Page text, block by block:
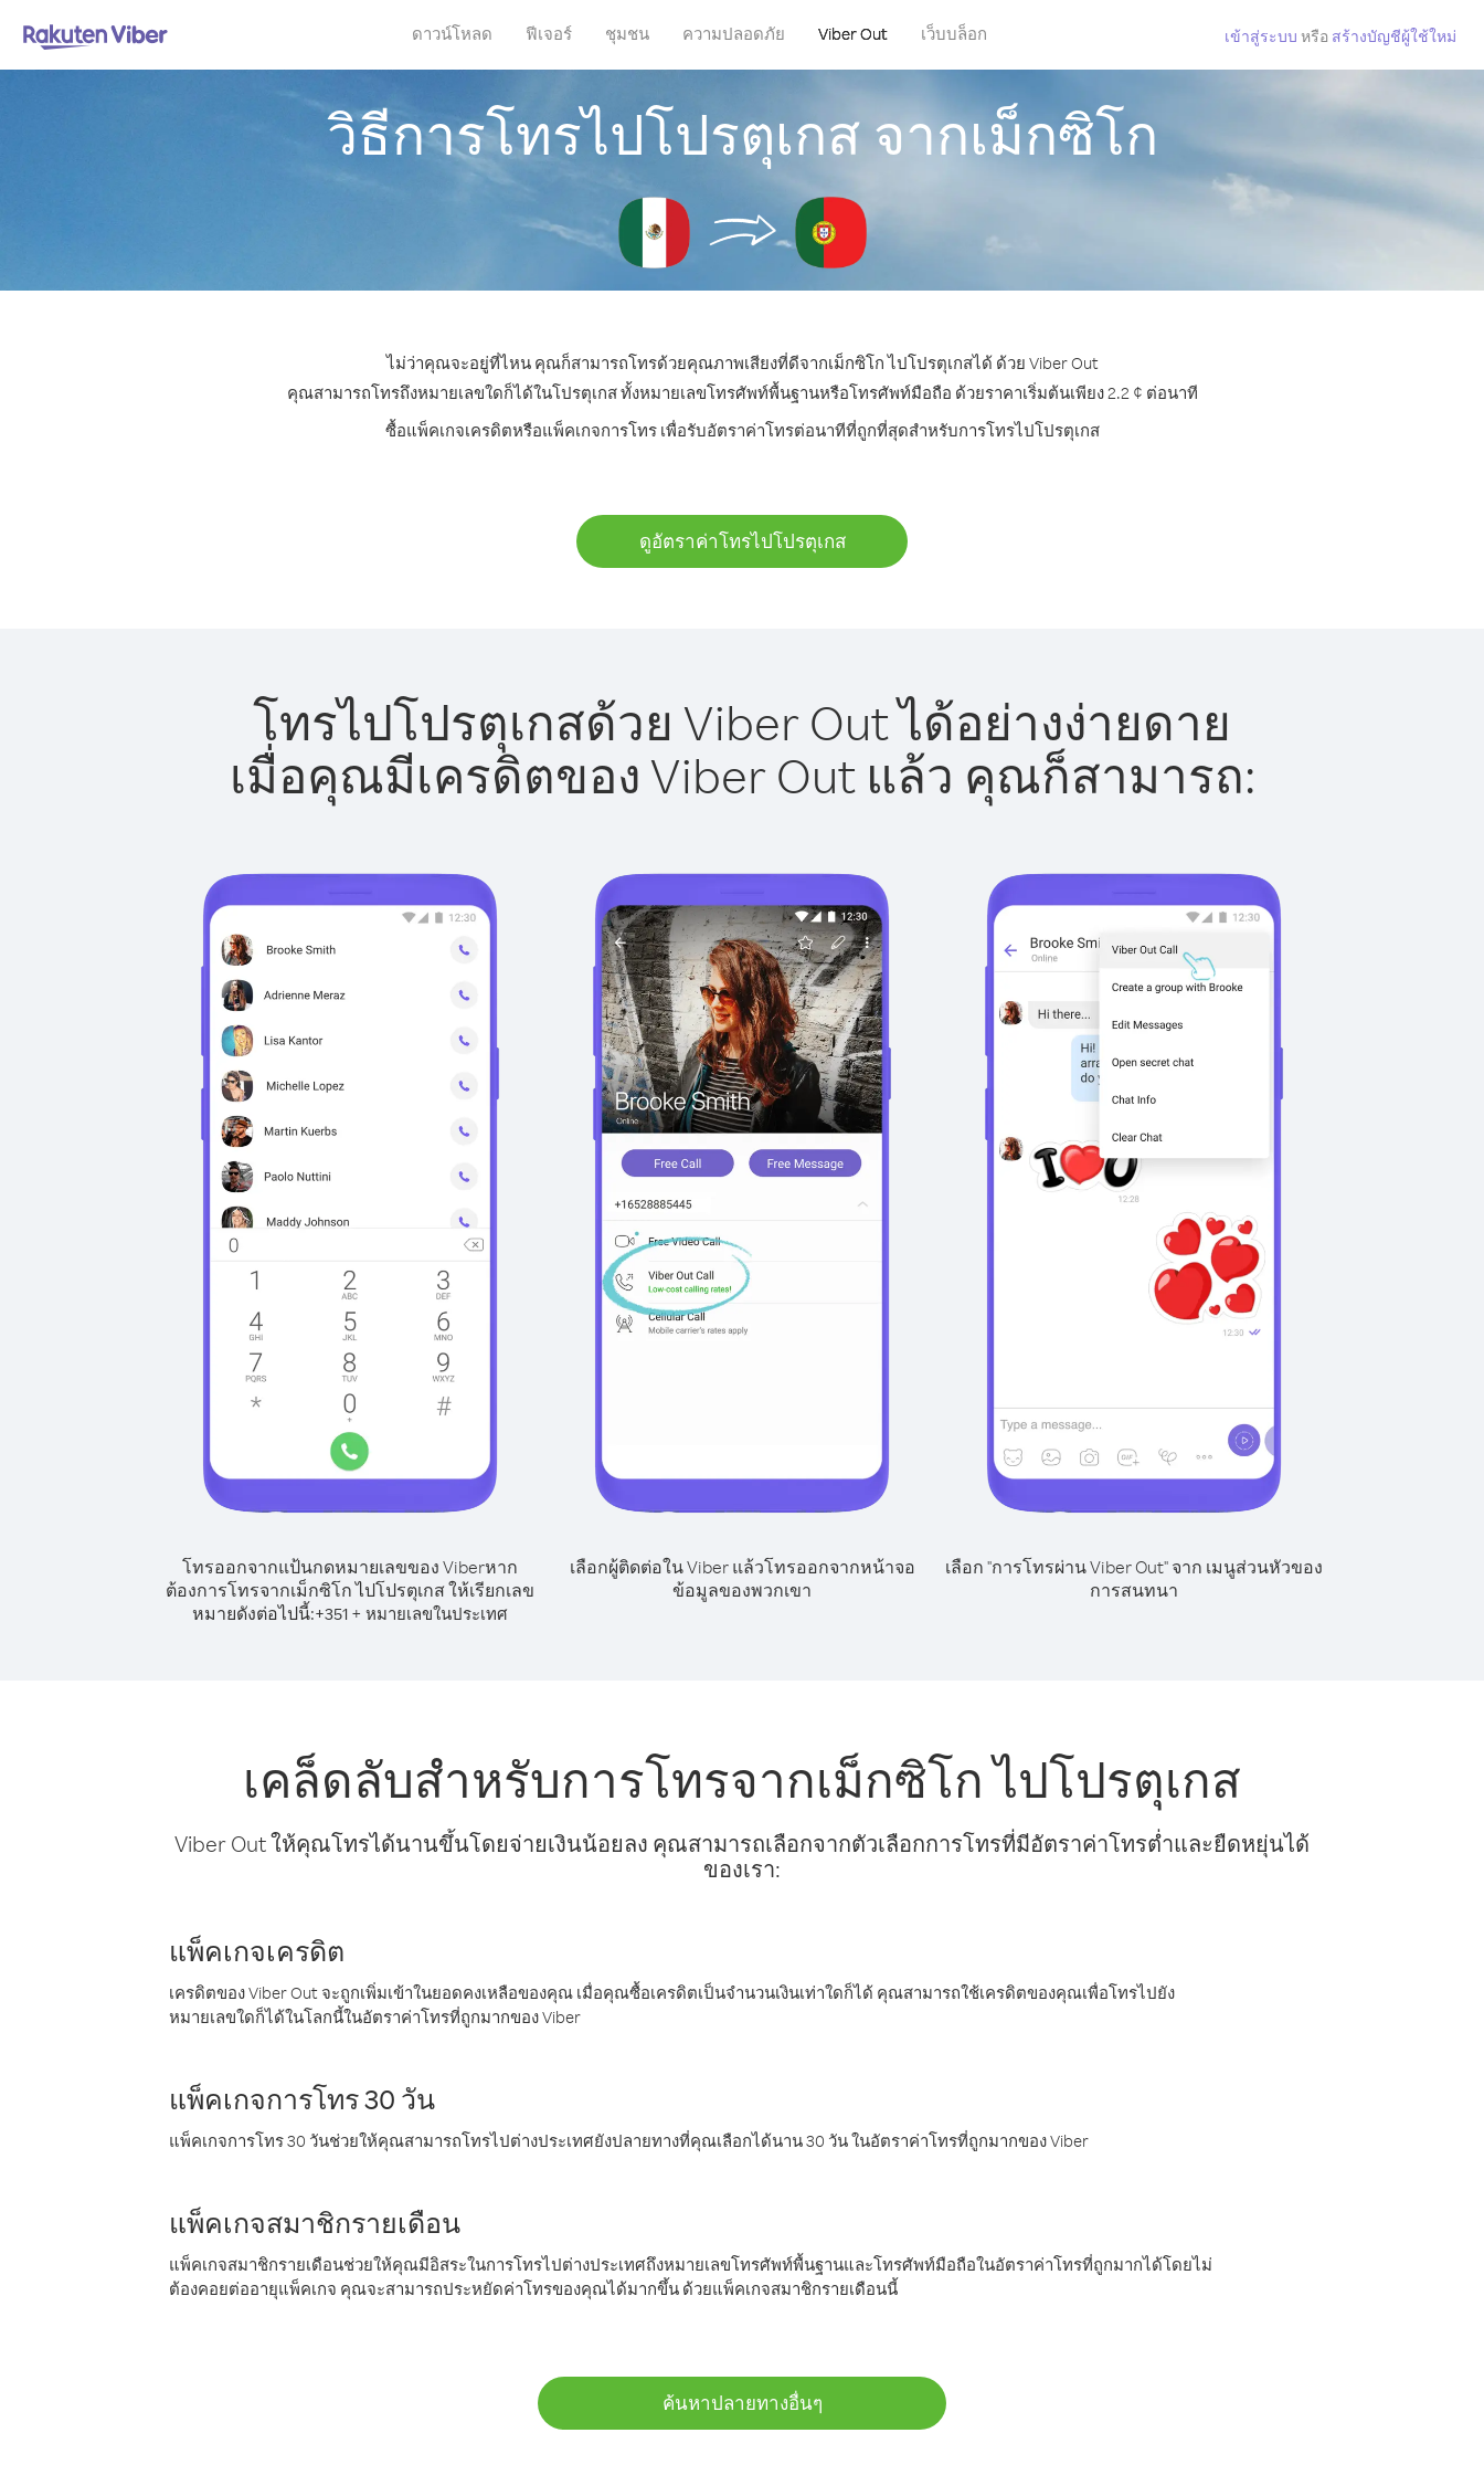
ดาวน์โหลด ฟีเจอร์ ชุมชน ความปลอดภัย Viber Out เว็บบล็อก เข้าสู่ระบบ หรือ สร้างบัญชีผู้ใช้ใหม่
วิธีการโทรไปโปรตุเกส จากเม็กซิโก
ไม่ว่าคุณจะอยู่ที่ไหน คุณก็สามารถโทรด้วยคุณภาพเสียงที่ดีจากเม็กซิโก ไปโปรตุเกสได้ ด้วย Viber Out
คุณสามารถโทรถึงหมายเลขใดก็ได้ในโปรตุเกส ทั้งหมายเลขโทรศัพท์พื้นฐานหรือโทรศัพท์มือถือ ด้วยราคาเริ่มต้นเพียง 2.2 ¢ ต่อนาที
ซื้อแพ็คเกจเครดิตหรือแพ็คเกจการโทร เพื่อรับอัตราค่าโทรต่อนาทีที่ถูกที่สุดสำหรับการโทรไปโปรตุเกส
ดูอัตราค่าโทรไปโปรตุเกส
โทรไปโปรตุเกสด้วย Viber Out ได้อย่างง่ายดาย
เมื่อคุณมีเครดิตของ Viber Out แล้ว คุณก็สามารถ:
โทรออกจากแป้นกดหมายเลขของ Viberหาก
ต้องการโทรจากเม็กซิโก ไปโปรตุเกส ให้เรียกเลข
หมายดังต่อไปนี้:+351 + หมายเลขในประเทศ
เลือกผู้ติดต่อใน Viber แล้วโทรออกจากหน้าจอ
ข้อมูลของพวกเขา
เลือก "การโทรผ่าน Viber Out" จาก เมนูส่วนหัวของ
การสนทนา
เคล็ดลับสำหรับการโทรจากเม็กซิโก ไปโปรตุเกส
Viber Out ให้คุณโทรได้นานขึ้นโดยจ่ายเงินน้อยลง คุณสามารถเลือกจากตัวเลือกการโทรที่มีอัตราค่าโทรต่ำและยืดหยุ่นได้
ของเรา:
แพ็คเกจเครดิต
เครดิตของ Viber Out จะถูกเพิ่มเข้าในยอดคงเหลือของคุณ เมื่อคุณซื้อเครดิตเป็นจำนวนเงินเท่าใดก็ได้ คุณสามารถใช้เครดิตของคุณเพื่อโทรไปยัง
หมายเลขใดก็ได้ในโลกนี้ในอัตราค่าโทรที่ถูกมากของ Viber
แพ็คเกจการโทร 30 วัน
แพ็คเกจการโทร 30 วันช่วยให้คุณสามารถโทรไปต่างประเทศยังปลายทางที่คุณเลือกได้นาน 30 วัน ในอัตราค่าโทรที่ถูกมากของ Viber
แพ็คเกจสมาชิกรายเดือน
แพ็คเกจสมาชิกรายเดือนช่วยให้คุณมีอิสระในการโทรไปต่างประเทศถึงหมายเลขโทรศัพท์พื้นฐานและโทรศัพท์มือถือในอัตราค่าโทรที่ถูกมากได้โดยไม่
ต้องคอยต่ออายุแพ็คเกจ คุณจะสามารถประหยัดค่าโทรของคุณได้มากขึ้น ด้วยแพ็คเกจสมาชิกรายเดือนนี้
ค้นหาปลายทางอื่นๆ